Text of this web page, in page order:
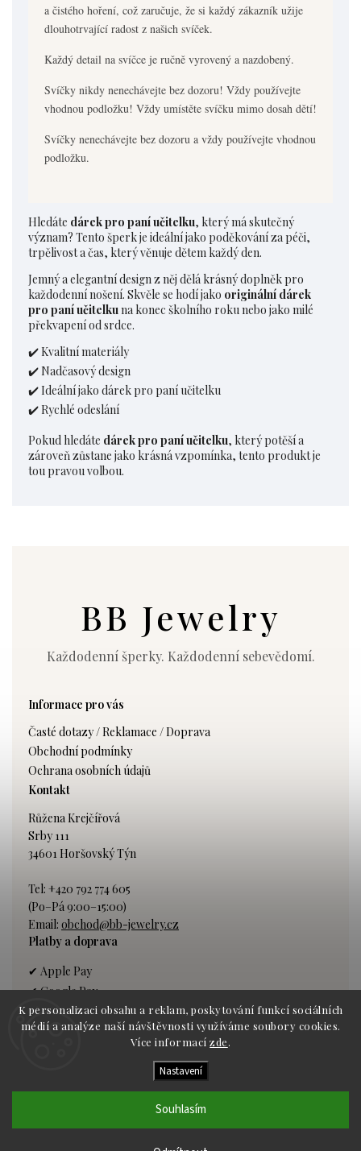
K personalizaci obsahu a reklam, poskytování funkcí sociálních
médií a analýze naší návštěvnosti využíváme soubory cookies.
Více informacízde.
Nastavení
Souhlasím
a čistého hoření, což zaručuje, že si každý zákazník užije
dlouhotrvající radost z našich svíček.
Každý detail na svíčce je ručně vyrovený a nazdobený.
Svíčky nikdy nenechávejte bez dozoru! Vždy používejte
vhodnou podložku! Vždy umístěte svíčku mimo dosah dětí!
Svíčky nenechávejte bez dozoru a vždy používejte vhodnou
podložku.
Hledáte dárek pro paní učitelku, který má skutečný
význam? Tento šperk je ideální jako poděkování za péči,
trpělivost a čas, který věnuje dětem každý den.
Jemný a elegantní design z něj dělá krásný doplněk pro
každodenní nošení. Skvěle se hodí jako originální dárek
pro paní učitelkuna konec školního roku nebo jako milé
překvapení od srdce.
✔️ Kvalitní materiály
✔️ Nadčasový design
✔️ Ideální jako dárek pro paní učitelku
✔️ Rychlé odeslání
Pokud hledáte dárek pro paní učitelku, který potěší a
zároveň zůstane jako krásná vzpomínka, tento produkt je
tou pravou volbou.
BB Jewelry
Každodenní šperky. Každodenní sebevědomí.
Informace pro vás
Časté dotazy / Reklamace / Doprava
Obchodní podmínky
Ochrana osobních údajů
Kontakt
Růžena Krejčířová
Srby 111
34601 Horšovský Týn
Tel: +420 792 774 605
(Po–Pá 9:00–15:00)
Email: obchod@bb-jewelry.cz
Platby a doprava
✔ Apple Pay
✔ Google Pay
✔ Platba kartou
✔ Bankovní převod
GLS kurýr
Copyright 2026 BB Jewelry. Všechna práva vyhrazena.
Vytvořil Shoptet Shoptak